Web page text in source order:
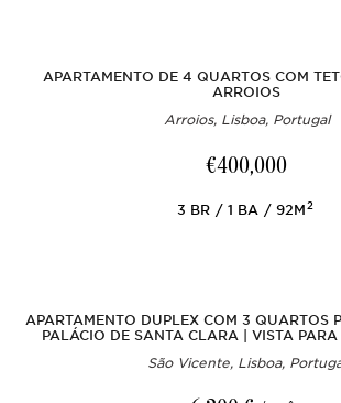
APARTAMENTO DE 4 QUARTOS COM
ARROIOS
Arroios, Lisboa, Portugal
€400,000
3 BR 1 BA 92M2
APARTAMENTO DUPLEX COM 3 QUARTOS
PALÁCIO DE SANTA CLARA | VISTA
São Vicente, Lisboa,